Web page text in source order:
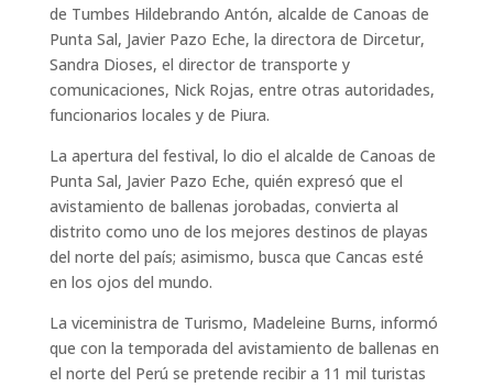
de Tumbes Hildebrando Antón, alcalde de Canoas de
Punta Sal, Javier Pazo Eche, la directora de Dircetur,
Sandra Dioses, el director de transporte y
comunicaciones, Nick Rojas, entre otras autoridades,
funcionarios locales y de Piura.
La apertura del festival, lo dio el alcalde de Canoas de
Punta Sal, Javier Pazo Eche, quién expresó que el
avistamiento de ballenas jorobadas, convierta al
distrito como uno de los mejores destinos de playas
del norte del país; asimismo, busca que Cancas esté
en los ojos del mundo.
La viceministra de Turismo, Madeleine Burns, informó
que con la temporada del avistamiento de ballenas en
el norte del Perú se pretende recibir a 11 mil turistas